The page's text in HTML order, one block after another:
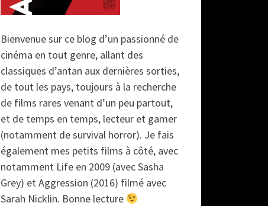
Bienvenue sur ce blog d’un passionné de
cinéma en tout genre, allant des
classiques d’antan aux dernières sorties,
de tout les pays, toujours à la recherche
de films rares venant d’un peu partout,
et de temps en temps, lecteur et gamer
(notamment de survival horror). Je fais
également mes petits films à côté, avec
notamment Life en 2009 (avec Sasha
Grey) et Aggression (2016) filmé avec
Sarah Nicklin. Bonne lecture